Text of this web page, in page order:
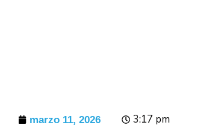
marzo 11, 2026 3:17 pm